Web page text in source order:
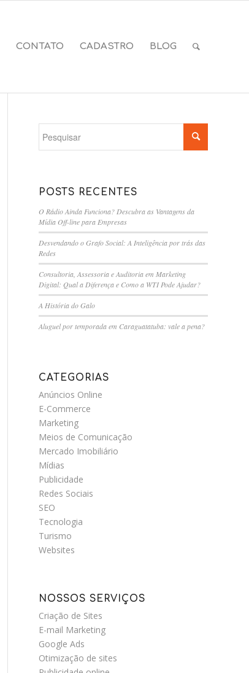
CONTATO CADASTRO BLOG
POSTS RECENTES
O Rádio Ainda Funciona? Descubra as Vantagens da
Mídia Off-line para Empresas
Desvendando o Grafo Social: A Inteligência por trás das
Redes
Consultoria, Assessoria e Auditoria em Marketing
Digital: Qual a Diferença e Como a WTI Pode Ajudar?
A História do Galo
Aluguel por temporada em Caraguatatuba: vale a pena?
CATEGORIAS
Anúncios Online
E-Commerce
Marketing
Meios de Comunicação
Mercado Imobiliário
Mídias
Publicidade
Redes Sociais
SEO
Tecnologia
Turismo
Websites
NOSSOS SERVIÇOS
Criação de Sites
E-mail Marketing
Google Ads
Otimização de sites